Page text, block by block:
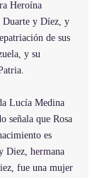
Heroína
Duarte y Díez, y
de sus
y su
Lucía Medina
señala que Rosa
es
Diez, hermana
fue una mujer